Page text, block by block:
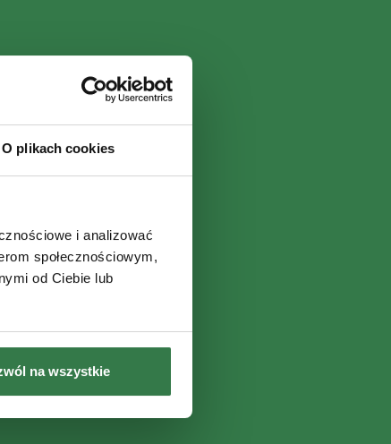
O plikach cookies
i analizować
społecznościowym,
od Ciebie lub
na wszystkie